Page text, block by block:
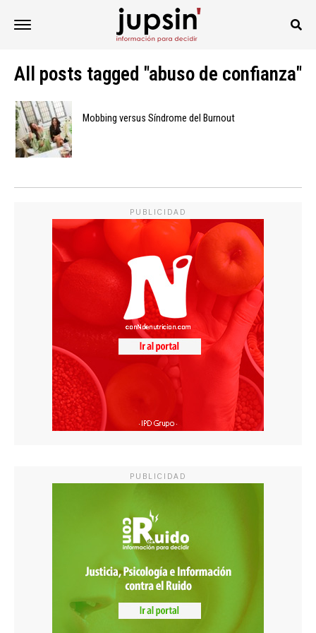
All posts tagged "abuso de confianza"
Mobbing versus Síndrome del Burnout
PUBLICIDAD
PUBLICIDAD